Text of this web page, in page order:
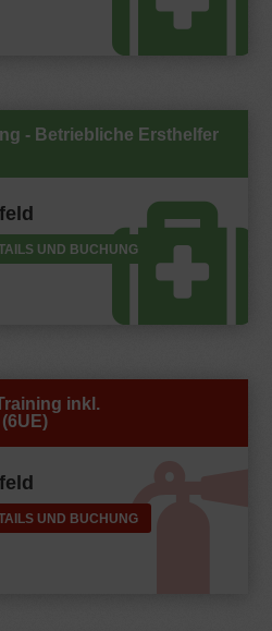
- Betriebliche Ersthelfer
UND BUCHUNG
inkl.
UND BUCHUNG